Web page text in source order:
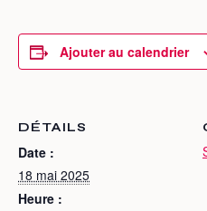
Ajouter au calendrier
DÉTAILS
Date :
18 mai 2025
Heure :